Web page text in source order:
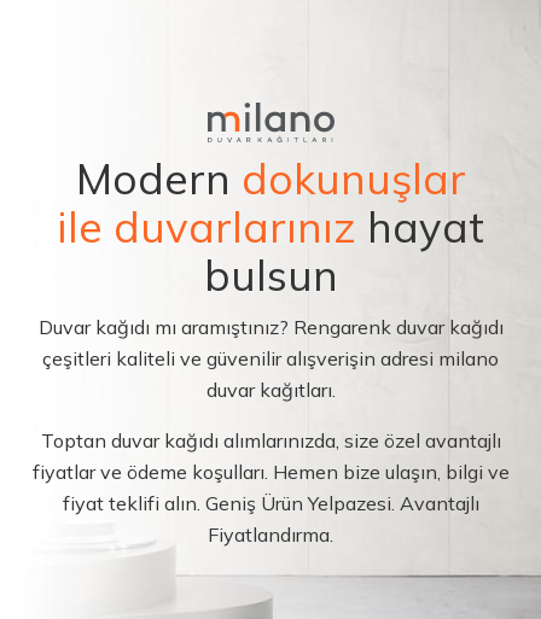
Modern dokunuşlar
ile duvarlarınız hayat
bulsun
Duvar kağıdı mı aramıştınız? Rengarenk duvar kağıdı
çeşitleri kaliteli ve güvenilir alışverişin adresi milano
duvar kağıtları.
Toptan duvar kağıdı alımlarınızda, size özel avantajlı
fiyatlar ve ödeme koşulları. Hemen bize ulaşın, bilgi ve
fiyat teklifi alın. Geniş Ürün Yelpazesi. Avantajlı
Fiyatlandırma.